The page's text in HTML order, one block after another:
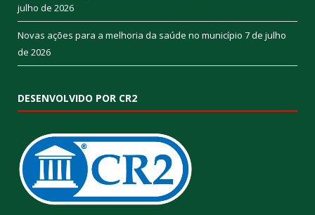
julho de 2026
Novas ações para a melhoria da saúde no município 7 de julho
de 2026
DESENVOLVIDO POR CR2